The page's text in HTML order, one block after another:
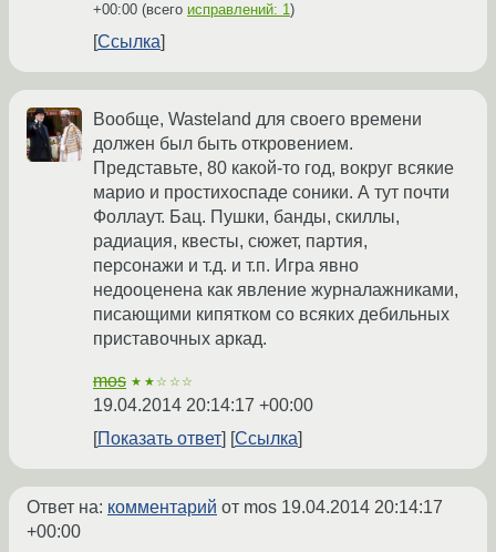
+00:00 (всего исправлений: 1)
Ссылка
Вообще, Wasteland для своего времени
должен был быть откровением.
Представьте, 80 какой-то год, вокруг всякие
марио и простихоспаде соники. А тут почти
Фоллаут. Бац. Пушки, банды, скиллы,
радиация, квесты, сюжет, партия,
персонажи и т.д. и т.п. Игра явно
недооценена как явление журналажниками,
писающими кипятком со всяких дебильных
приставочных аркад.
mos ★★☆☆☆
19.04.2014 20:14:17 +00:00
Показать ответ
Ссылка
Ответ на: комментарий от mos 19.04.2014 20:14:17
+00:00